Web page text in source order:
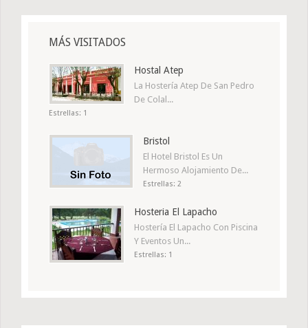
MÁS VISITADOS
Hostal Atep
La Hostería Atep De San Pedro
De Colal...
Estrellas: 1
Bristol
El Hotel Bristol Es Un
Hermoso Alojamiento De...
Estrellas: 2
Hosteria El Lapacho
Hostería El Lapacho Con Piscina
Y Eventos Un...
Estrellas: 1